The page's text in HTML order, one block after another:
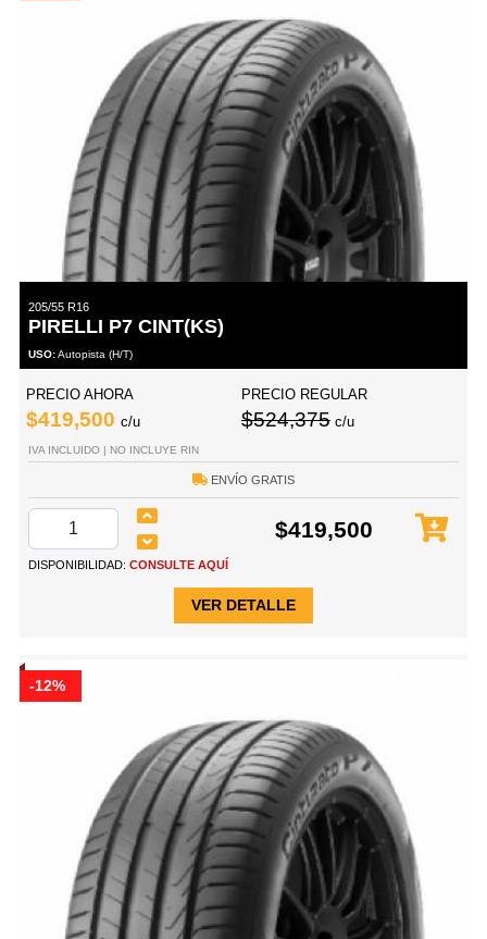
205/55 R16
PIRELLI P7 CINT(KS)
USO:Autopista (H/T)
PRECIO AHORA
$419,500 c/u
PRECIO REGULAR
$524,375 c/u
IVA INCLUIDO | NO INCLUYE RIN
ENVÍO GRATIS
$419,500
DISPONIBILIDAD: CONSULTE AQUÍ
VER DETALLE
-12%